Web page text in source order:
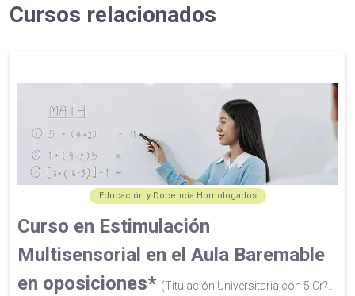
Cursos relacionados
Educación y Docencia Homologados
Curso en Estimulación
Multisensorial en el Aula Baremable
en oposiciones* (Titulación Universitaria con 5 Cr?...